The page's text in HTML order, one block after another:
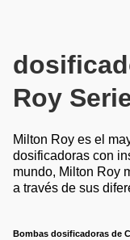
Roy
Milton Roy es el
dosificadoras con
mundo, Milton Roy
a través de sus
Bombas dosificadoras de